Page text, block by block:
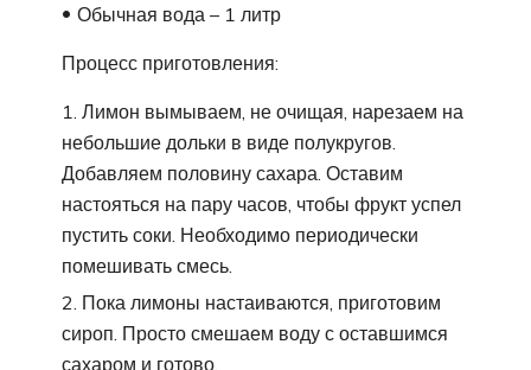
Обычная вода – 1 литр
Процесс приготовления:
Лимон вымываем, не очищая, нарезаем на
небольшие дольки в виде полукругов.
Добавляем половину сахара. Оставим
настояться на пару часов, чтобы фрукт успел
пустить соки. Необходимо периодически
помешивать смесь.
Пока лимоны настаиваются, приготовим
сироп. Просто смешаем воду с оставшимся
сахаром и готово.